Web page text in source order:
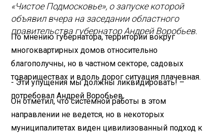
«Чистое Подмосковье», о запуске которой
объявил вчера на заседании областного
правительства губернатор Андрей Воробьев.
По мнению губернатора, территории вокруг
многоквартирных домов относительно
благополучны, но в частном секторе, садовых
товариществах и вдоль дорог ситуация плачевная.
- Эти упущения мы должны ликвидировать! –
потребовал Андрей Воробьев.
Он отметил, что системной работы в этом
направлении не ведется, но в некоторых
муниципалитетах виден цивилизованный подход к